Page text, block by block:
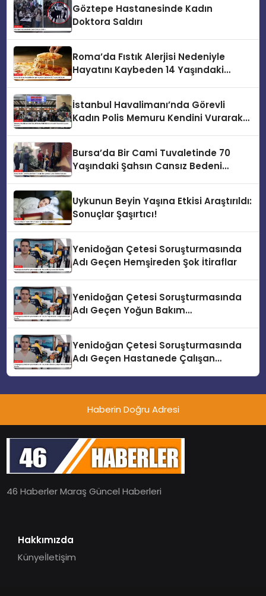
Göztepe Hastanesinde Kadın
Doktora Saldırı
Roma’da Fıstık Alerjisi Nedeniyle
Hayatını Kaybeden 14 Yaşındaki
İstanbul Havalimanı’nda Görevli
Kadın Polis Memuru Kendini Vurarak
Bursa’da Bir Cami Tuvaletinde 70
Yaşındaki Şahsın Cansız Bedeni
Uykunun Beyin Yaşına Etkisi Araştırıldı:
Sonuçlar Şaşırtıcı!
Yenidoğan Çetesi Soruşturmasında
Adı Geçen Hemşireden Şok İtiraflar
Yenidoğan Çetesi Soruşturmasında
Adı Geçen Yoğun Bakım
Yenidoğan Çetesi Soruşturmasında
Adı Geçen Hastanede Çalışan
Haberin Doğru Adresi
46 Haberler Maraş Güncel Haberleri
Hakkımızda
Künyeİletişim